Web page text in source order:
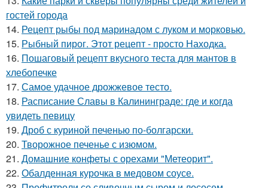
гостей города
14. Рецепт рыбы под маринадом с луком и морковью.
15. Рыбный пирог. Этот рецепт - просто Находка.
16. Пошаговый рецепт вкусного теста для мантов в
хлебопечке
17. Самое удачное дрожжевое тесто.
18. Расписание Славы в Калининграде: где и когда
увидеть певицу
19. Дроб с куриной печенью по-болгарски.
20. Творожное печенье с изюмом.
21. Домашние конфеты с орехами "Метеорит".
22. Обалденная курочка в медовом соусе.